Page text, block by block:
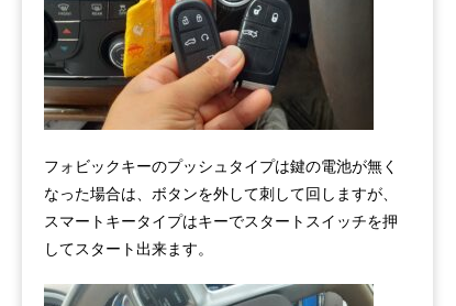
フォビックキーのプッシュタイプは鍵の電池が無く
なった場合は、ボタンを外して刺して回しますが、
スマートキータイプはキーでスタートスイッチを押
してスタート出来ます。